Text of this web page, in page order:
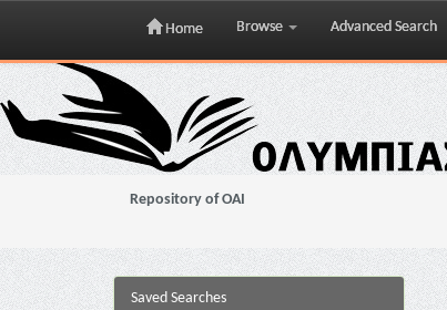
Skip
navigation
Home Browse Advanced Search
Repository of OAI
Saved Searches